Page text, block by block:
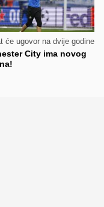
će ugovor na dvije godine
City ima novog